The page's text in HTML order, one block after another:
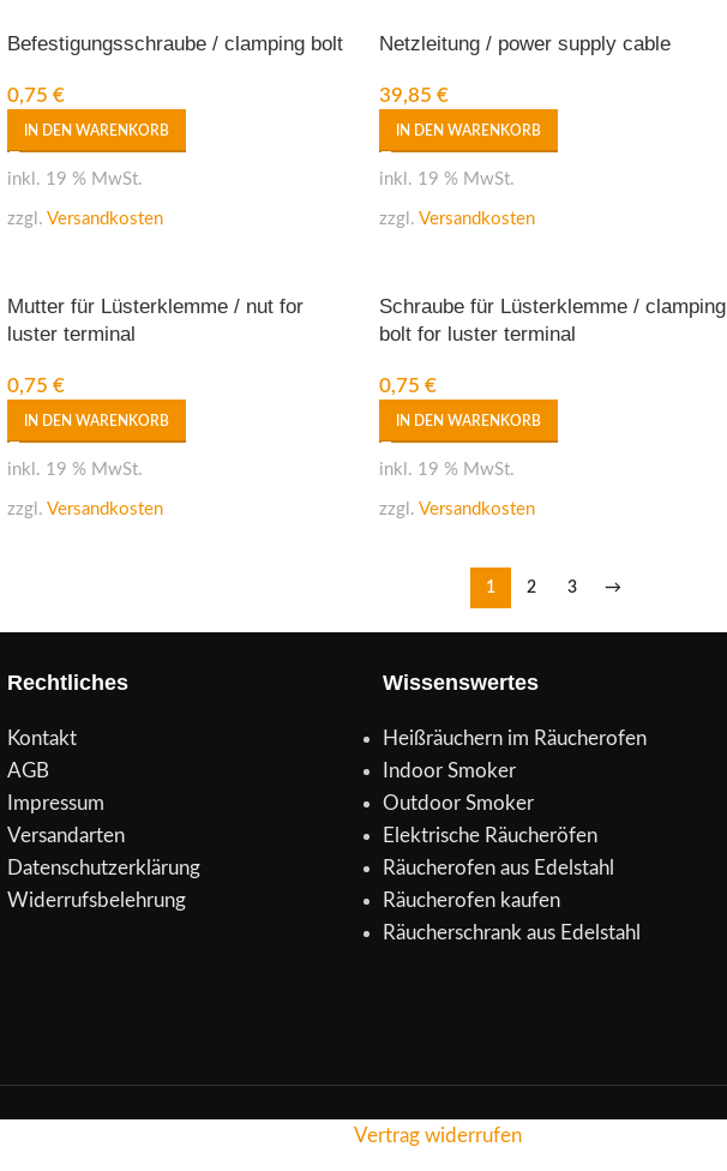
Befestigungsschraube / clamping bolt
0,75 €
IN DEN WARENKORB
inkl. 19 % MwSt.
zzgl. Versandkosten
Netzleitung / power supply cable
39,85 €
IN DEN WARENKORB
inkl. 19 % MwSt.
zzgl. Versandkosten
Mutter für Lüsterklemme / nut for
luster terminal
0,75 €
IN DEN WARENKORB
inkl. 19 % MwSt.
zzgl. Versandkosten
Schraube für Lüsterklemme / clamping
bolt for luster terminal
0,75 €
IN DEN WARENKORB
inkl. 19 % MwSt.
zzgl. Versandkosten
1 2 3 →
Rechtliches
Kontakt
AGB
Impressum
Versandarten
Datenschutzerklärung
Widerrufsbelehrung
Wissenswertes
Heißräuchern im Räucherofen
Indoor Smoker
Outdoor Smoker
Elektrische Räucheröfen
Räucherofen aus Edelstahl
Räucherofen kaufen
Räucherschrank aus Edelstahl
Vertrag widerrufen